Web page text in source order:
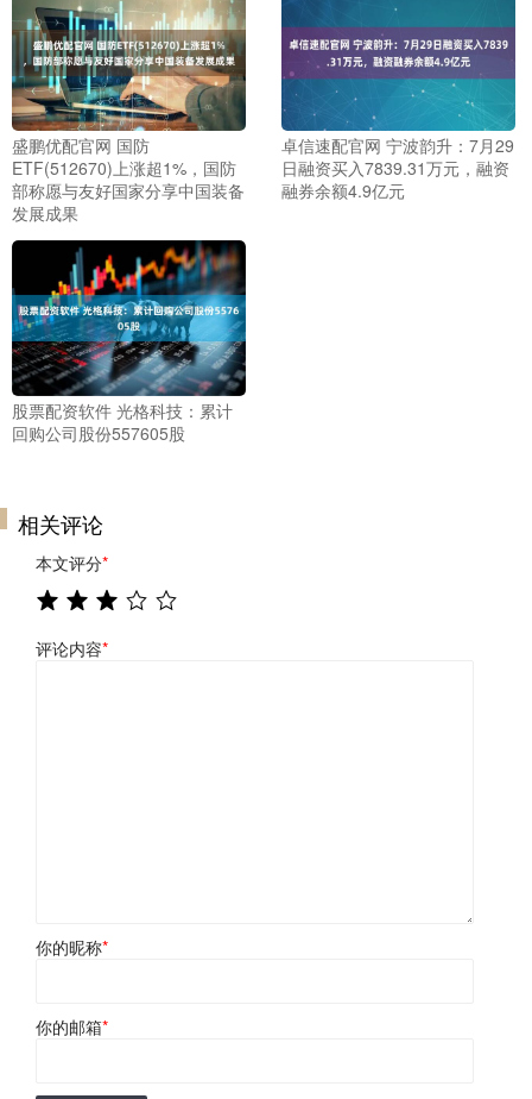
盛鹏优配官网 国防
ETF(512670)上涨超1%，国防
部称愿与友好国家分享中国装备
发展成果
卓信速配官网 宁波韵升：7月29
日融资买入7839.31万元，融资
融券余额4.9亿元
股票配资软件 光格科技：累计
回购公司股份557605股
相关评论
本文评分*
评论内容*
你的昵称*
你的邮箱*